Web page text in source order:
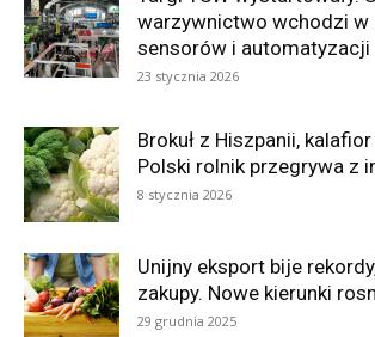
warzywnictwo wchodzi w
sensorów i automatyzacji
23 stycznia 2026
Brokuł z Hiszpanii,
Polski rolnik przegrywa z
8 stycznia 2026
Unijny eksport bije
zakupy. Nowe kierunki
29 grudnia 2025